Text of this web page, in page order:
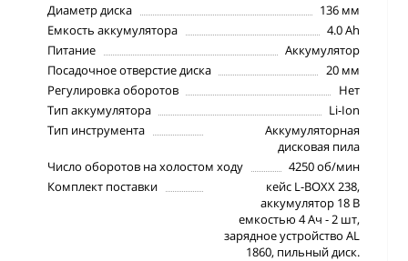
Диаметр диска
136 мм
Емкость аккумулятора
4.0 Ah
Питание
Аккумулятор
Посадочное отверстие диска
20 мм
Регулировка оборотов
Нет
Тип аккумулятора
Li-Ion
Тип инструмента
Аккумуляторная
дисковая пила
Число оборотов на холостом ходу
4250 об/мин
Комплект поставки
кейс L-BOXX 238,
аккумулятор 18 В
емкостью 4 Ач - 2 шт,
зарядное устройство AL
1860, пильный диск.